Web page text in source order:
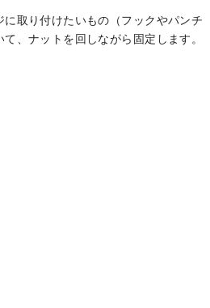
取り付けたいもの（フックやパンチ
、ナットを回しながら固定します。